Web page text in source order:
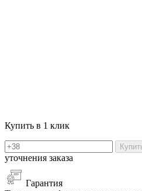
Купить в 1 клик
уточнения заказа
Гарантия